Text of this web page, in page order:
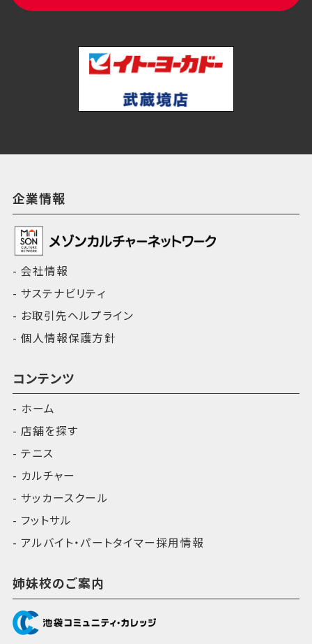
企業情報
会社情報
サステナビリティ
お取引先ヘルプライン
個人情報保護方針
コンテンツ
ホーム
店舗を探す
テニス
カルチャー
サッカースクール
フットサル
アルバイト・パートタイマー採用情報
姉妹校のご案内